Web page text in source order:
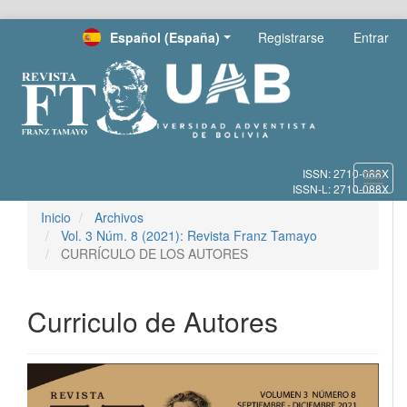
contenido
página
principal
Barra
lateral
Español (España) Registrarse Entrar
Inicio
Archivos
Vol. 3 Núm. 8 (2021): Revista Franz Tamayo
CURRÍCULO DE LOS AUTORES
Curriculo de Autores
Barra